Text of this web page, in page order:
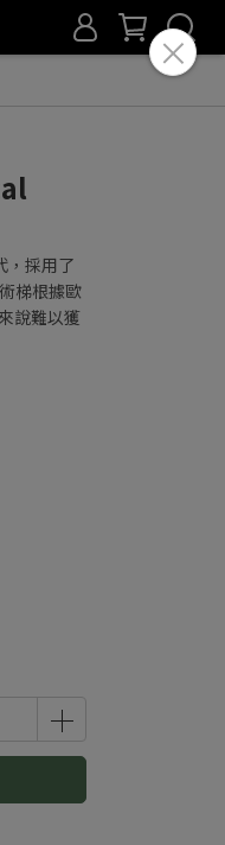
，採用了
梯根據歐
說難以獲